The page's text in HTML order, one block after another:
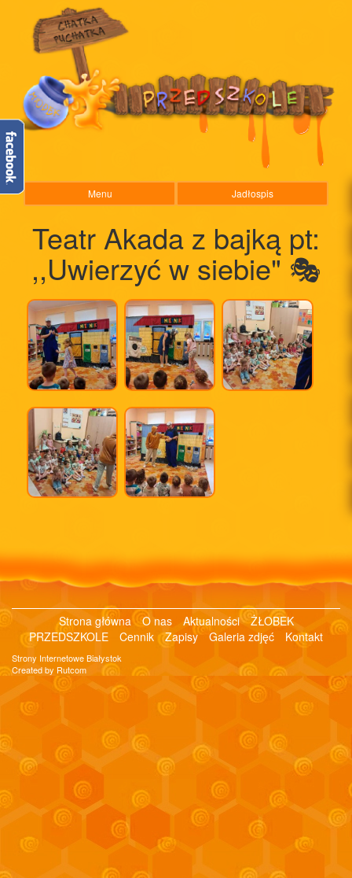
Menu Jadłospis
Teatr Akada z bajką pt:
,,Uwierzyć w siebie" 🎭
Strona główna O nas Aktualności ŻŁOBEK
PRZEDSZKOLE
Cennik Zapisy Galeria zdjęć Kontakt
Strony Internetowe Białystok
Created by Rutcom